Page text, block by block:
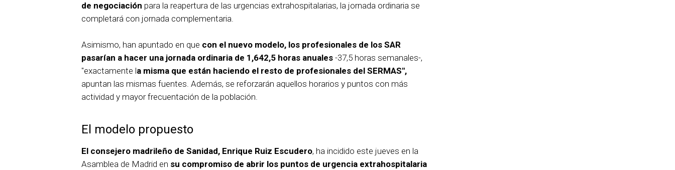
de negociación para la reapertura de las urgencias extrahospitalarias, la jornada ordinaria se
completará con jornada complementaria.
Asimismo, han apuntado en que con el nuevo modelo, los profesionales de los SAR
pasarían a hacer una jornada ordinaria de 1,642,5 horas anuales -37,5 horas semanales-,
"exactamente la misma que están haciendo el resto de profesionales del SERMAS",
apuntan las mismas fuentes. Además, se reforzarán aquellos horarios y puntos con más
actividad y mayor frecuentación de la población.
El modelo propuesto
El consejero madrileño de Sanidad, Enrique Ruiz Escudero, ha incidido este jueves en la
Asamblea de Madrid en su compromiso de abrir los puntos de urgencia extrahospitalaria